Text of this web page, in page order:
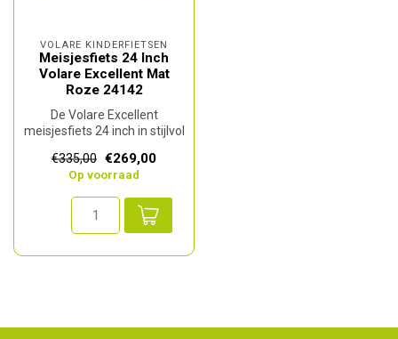
VOLARE KINDERFIETSEN
Meisjesfiets 24 Inch
Volare Excellent Mat
Roze 24142
De Volare Excellent
meisjesfiets 24 inch in stijlvol
€335,00 €269,00
Op voorraad